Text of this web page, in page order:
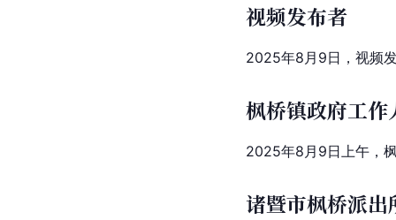
视频发布者
2025年8月9日，视频
枫桥镇政府工作
2025年8月9日上午，
诸暨市枫桥派出